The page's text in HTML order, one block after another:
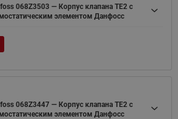
068Z3503 — Корпус клапана TE2 с
элементом Данфосс
068Z3447 — Корпус клапана TE2 с
элементом Данфосс